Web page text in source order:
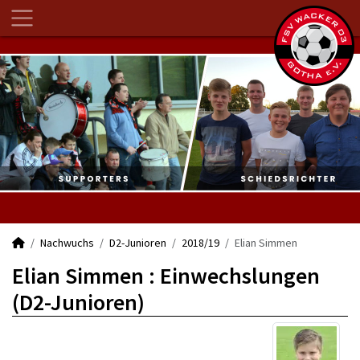
Nachwuchs D2-Junioren 2018/19 Elian Simmen
Elian Simmen : Einwechslungen
(D2-Junioren)